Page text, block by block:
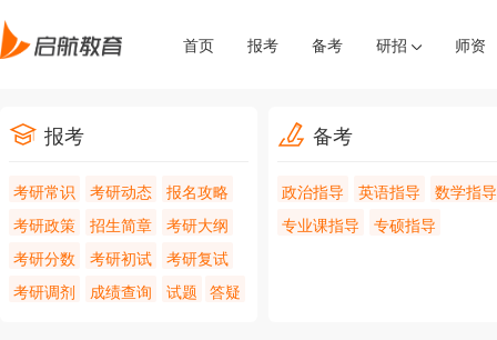
首页 报考 备考 研招 师资
报考
考研常识 考研动态
报名攻略
考研政策
招生简章
考研大纲
考研分数
考研初试
考研复试
考研调剂
成绩查询 试题 答疑
备考
政治指导 英语指导
数学指导
专业课指导
专硕指导